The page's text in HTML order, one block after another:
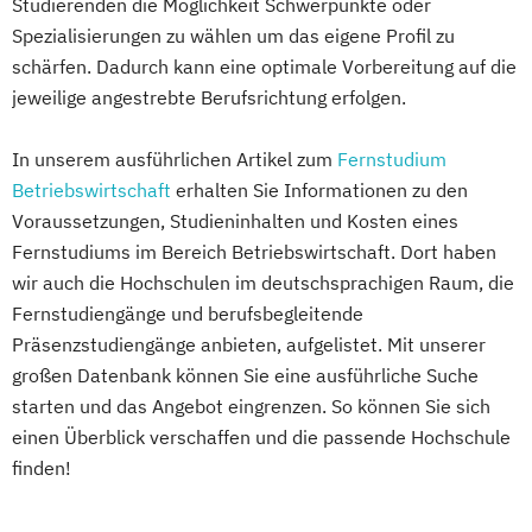
Eventmanagement Facility Management
Finance
Accounting und Taxation (DE/EN)
Finanzmanagement für Bankkaufleute
Fintech Fitnessökonomie Game Design
Gartenbau General Management
Gerontologie
Gesundheits- und Pflegepädagogik
Gesundheitsmanagement
Gesundheitspsychologie
Gesundheitspädagogik
Gesundheitsökonomie
Growth Hacking
Studierenden die Möglichkeit Schwerpunkte oder
Spezialisierungen zu wählen um das eigene Profil zu
schärfen. Dadurch kann eine optimale Vorbereitung auf die
jeweilige angestrebte Berufsrichtung erfolgen.
In unserem ausführlichen Artikel zum Fernstudium
Betriebswirtschaft erhalten Sie Informationen zu den
Voraussetzungen, Studieninhalten und Kosten eines
Fernstudiums im Bereich Betriebswirtschaft. Dort haben
wir auch die Hochschulen im deutschsprachigen Raum, die
Fernstudiengänge und berufsbegleitende
Präsenzstudiengänge anbieten, aufgelistet. Mit unserer
großen Datenbank können Sie eine ausführliche Suche
starten und das Angebot eingrenzen. So können Sie sich
einen Überblick verschaffen und die passende Hochschule
finden!